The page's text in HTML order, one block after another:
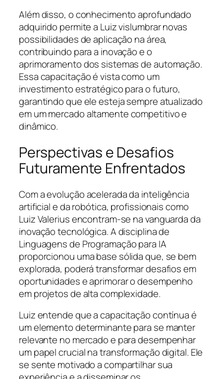
Além disso, o conhecimento aprofundado
adquirido permite a Luiz vislumbrar novas
possibilidades de aplicação na área,
contribuindo para a inovação e o
aprimoramento dos sistemas de automação.
Essa capacitação é vista como um
investimento estratégico para o futuro,
garantindo que ele esteja sempre atualizado
em um mercado altamente competitivo e
dinâmico.
Perspectivas e Desafios
Futuramente Enfrentados
Com a evolução acelerada da inteligência
artificial e da robótica, profissionais como
Luiz Valerius encontram-se na vanguarda da
inovação tecnológica. A disciplina de
Linguagens de Programação para IA
proporcionou uma base sólida que, se bem
explorada, poderá transformar desafios em
oportunidades e aprimorar o desempenho
em projetos de alta complexidade.
Luiz entende que a capacitação contínua é
um elemento determinante para se manter
relevante no mercado e para desempenhar
um papel crucial na transformação digital. Ele
se sente motivado a compartilhar sua